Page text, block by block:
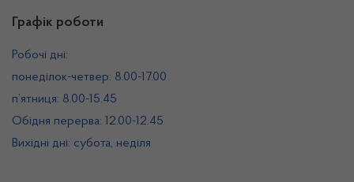
Графік роботи
Робочі дні:
понеділок-четвер: 8.00-17.00
п’ятниця: 8.00-15.45
Обідня перерва: 12.00-12.45
Вихідні дні: субота, неділя